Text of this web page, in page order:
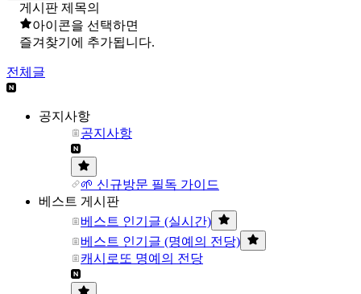
게시판 제목의
아이콘을 선택하면
즐겨찾기에 추가됩니다.
전체글
공지사항
공지사항
🌱 신규방문 필독 가이드
베스트 게시판
베스트 인기글 (실시간)
베스트 인기글 (명예의 전당)
캐시로또 명예의 전당